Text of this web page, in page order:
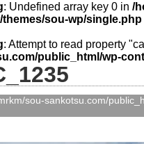
: Undefined array key 0 in /
sou-wp/single.php
: Attempt to read property
public_html/wp-
sou-sankotsu.com/